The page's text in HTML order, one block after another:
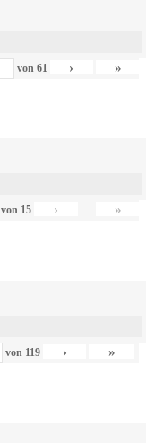
von 61 › »
von 15 › »
von 119 › »